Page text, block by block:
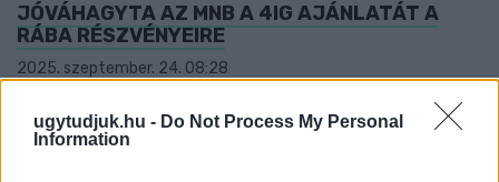
ugytudjuk.hu - Do Not Process My Personal
Information
JÓVÁHAGYTA AZ MNB A 4IG AJÁNLATÁT A
RÁBA RÉSZVÉNYEIRE
2025. szeptember. 24. 08:28
elfogadását.
MATOLCSY: VÁLSÁGKÖZELI HELYZETBEN VAN